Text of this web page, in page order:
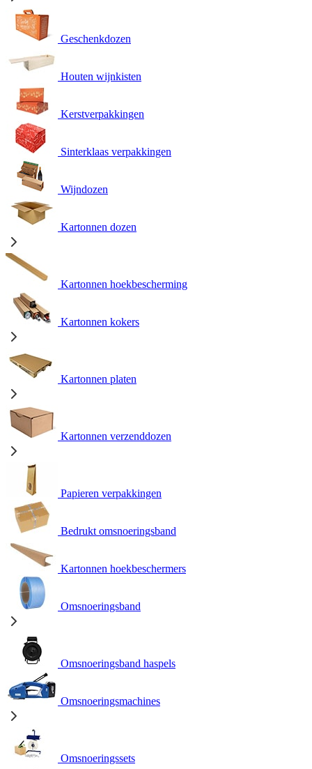
Geschenkdozen
Houten wijnkisten
Kerstverpakkingen
Sinterklaas verpakkingen
Wijndozen
Kartonnen dozen
Kartonnen hoekbescherming
Kartonnen kokers
Kartonnen platen
Kartonnen verzenddozen
Papieren verpakkingen
Bedrukt omsnoeringsband
Kartonnen hoekbeschermers
Omsnoeringsband
Omsnoeringsband haspels
Omsnoeringsmachines
Omsnoeringssets